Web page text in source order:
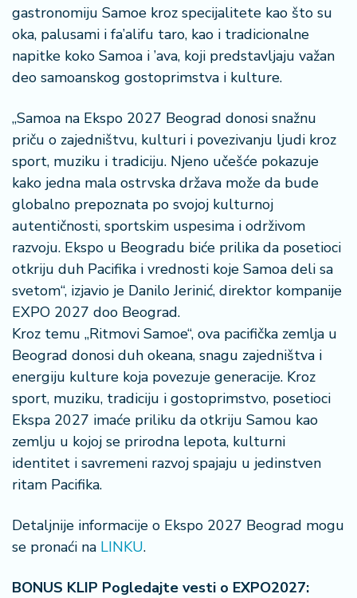
gastronomiju Samoe kroz specijalitete kao što su
oka, palusami i fa’alifu taro, kao i tradicionalne
napitke koko Samoa i ’ava, koji predstavljaju važan
deo samoanskog gostoprimstva i kulture.
„Samoa na Ekspo 2027 Beograd donosi snažnu
priču o zajedništvu, kulturi i povezivanju ljudi kroz
sport, muziku i tradiciju. Njeno učešće pokazuje
kako jedna mala ostrvska država može da bude
globalno prepoznata po svojoj kulturnoj
autentičnosti, sportskim uspesima i održivom
razvoju. Ekspo u Beogradu biće prilika da posetioci
otkriju duh Pacifika i vrednosti koje Samoa deli sa
svetom“, izjavio je Danilo Jerinić, direktor kompanije
EXPO 2027 doo Beograd.
Kroz temu „Ritmovi Samoe“, ova pacifička zemlja u
Beograd donosi duh okeana, snagu zajedništva i
energiju kulture koja povezuje generacije. Kroz
sport, muziku, tradiciju i gostoprimstvo, posetioci
Ekspa 2027 imaće priliku da otkriju Samou kao
zemlju u kojoj se prirodna lepota, kulturni
identitet i savremeni razvoj spajaju u jedinstven
ritam Pacifika.
Detaljnije informacije o Ekspo 2027 Beograd mogu
se pronaći na LINKU.
BONUS KLIP Pogledajte vesti o EXPO2027: